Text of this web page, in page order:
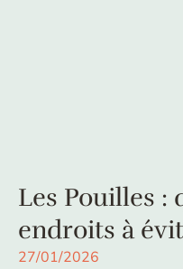
Les Pouilles :
endroits à
27/01/2026